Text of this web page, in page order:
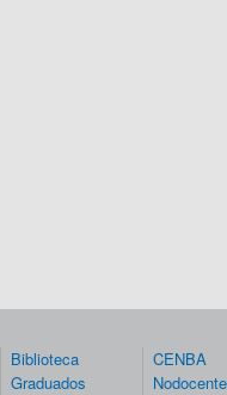
Biblioteca
Graduados
CENBA